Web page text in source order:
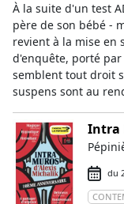
À la suite d'un test
père de son bébé -
revient à la mise en
d'enquête, porté
semblent tout droit
suspens sont au
Intra
du